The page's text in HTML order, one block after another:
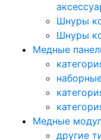
Шнуры
Шнуры
Медные
Медные
другие